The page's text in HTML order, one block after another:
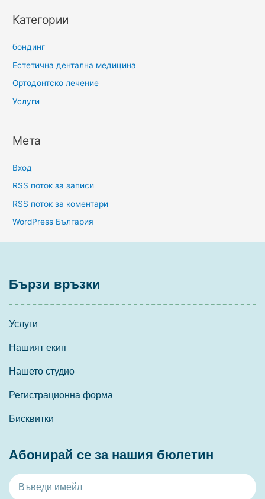
Категории
бондинг
Естетична дентална медицина
Ортодонтско лечение
Услуги
Мета
Вход
RSS поток за записи
RSS поток за коментари
WordPress България
Бързи връзки
Услуги
Нашият екип
Нашето студио
Регистрационна форма
Бисквитки
Абонирай се за нашия бюлетин